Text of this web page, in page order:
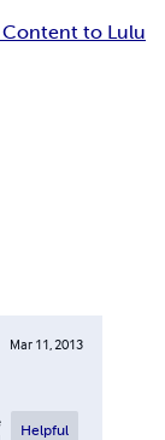
Content to Lulu
Mar 11, 2013
Helpful